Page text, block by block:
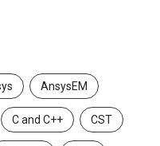
AnsysEM
C and C++ CST